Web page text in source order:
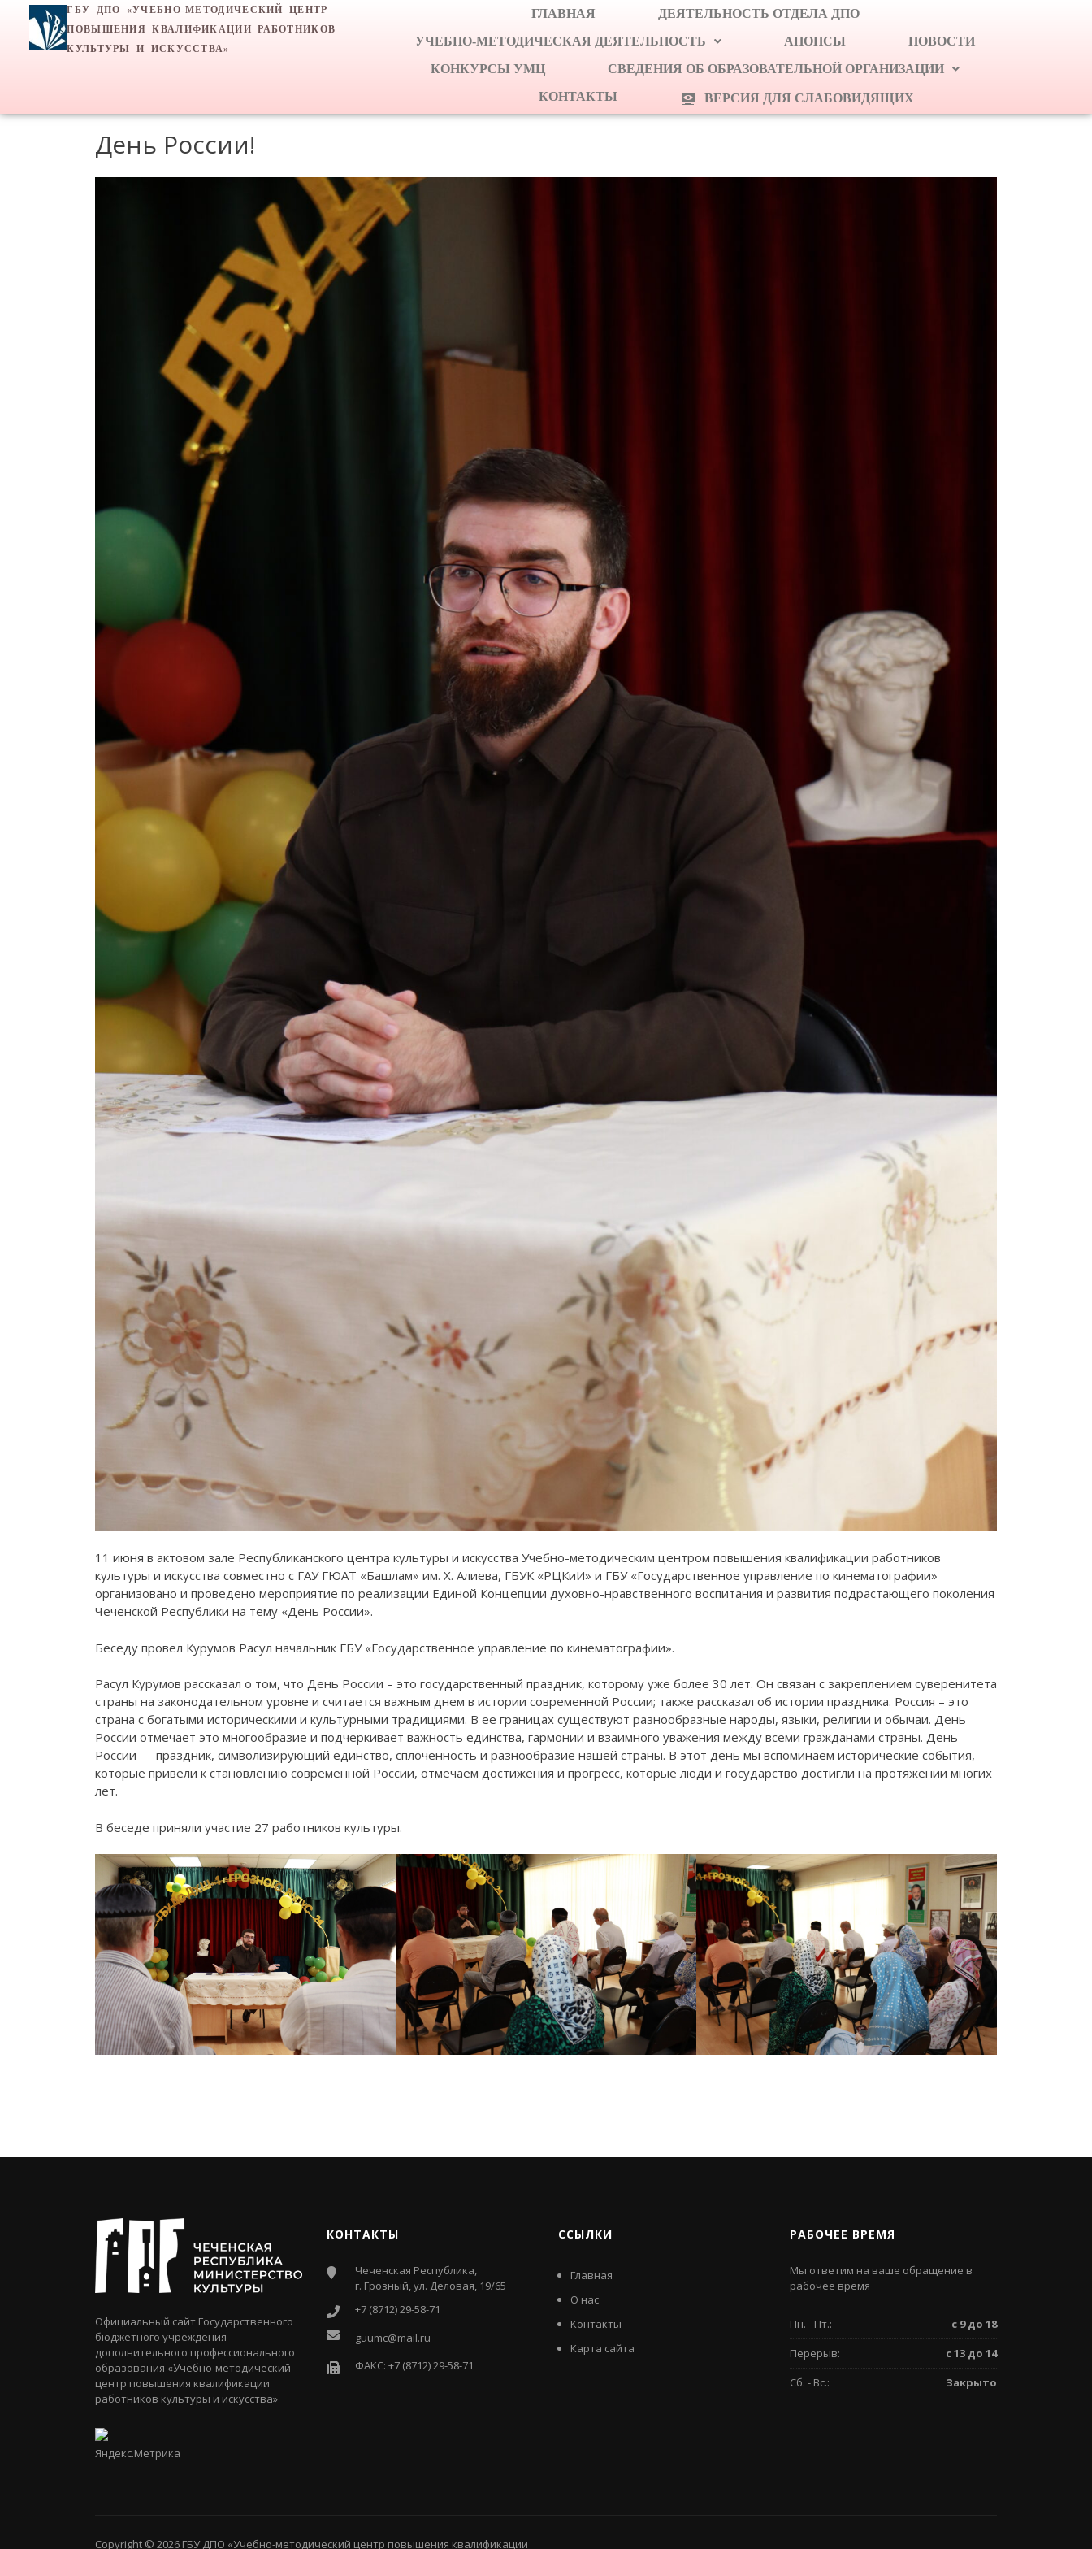
ГБУ ДПО «УЧЕБНО-МЕТОДИЧЕСКИЙ ЦЕНТР
ПОВЫШЕНИЯ КВАЛИФИКАЦИИ РАБОТНИКОВ
КУЛЬТУРЫ И ИСКУССТВА»
ГЛАВНАЯ
ДЕЯТЕЛЬНОСТЬ ОТДЕЛА ДПО
УЧЕБНО-МЕТОДИЧЕСКАЯ ДЕЯТЕЛЬНОСТЬ
АНОНСЫ
НОВОСТИ
КОНКУРСЫ УМЦ
СВЕДЕНИЯ ОБ ОБРАЗОВАТЕЛЬНОЙ ОРГАНИЗАЦИИ
КОНТАКТЫ
ВЕРСИЯ ДЛЯ СЛАБОВИДЯЩИХ
День России!
11 июня в актовом зале Республиканского центра культуры и искусства Учебно-методическим центром повышения квалификации работников
культуры и искусства совместно с ГАУ ГЮАТ «Башлам» им. Х. Алиева, ГБУК «РЦКиИ» и ГБУ «Государственное управление по кинематографии»
организовано и проведено мероприятие по реализации Единой Концепции духовно-нравственного воспитания и развития подрастающего поколения
Чеченской Республики на тему «День России».
Беседу провел Курумов Расул начальник ГБУ «Государственное управление по кинематографии».
Расул Курумов рассказал о том, что День России – это государственный праздник, которому уже более 30 лет. Он связан с закреплением суверенитета
страны на законодательном уровне и считается важным днем в истории современной России; также рассказал об истории праздника. Россия – это
страна с богатыми историческими и культурными традициями. В ее границах существуют разнообразные народы, языки, религии и обычаи. День
России отмечает это многообразие и подчеркивает важность единства, гармонии и взаимного уважения между всеми гражданами страны. День
России — праздник, символизирующий единство, сплоченность и разнообразие нашей страны. В этот день мы вспоминаем исторические события,
которые привели к становлению современной России, отмечаем достижения и прогресс, которые люди и государство достигли на протяжении многих
лет.
В беседе приняли участие 27 работников культуры.
Официальный сайт Государственного
бюджетного учреждения
дополнительного профессионального
образования «Учебно-методический
центр повышения квалификации
работников культуры и искусства»
КОНТАКТЫ
Чеченская Республика,
г. Грозный, ул. Деловая, 19/65
+7 (8712) 29-58-71
guumc@mail.ru
ФАКС: +7 (8712) 29-58-71
ССЫЛКИ
Главная
О нас
Контакты
Карта сайта
РАБОЧЕЕ ВРЕМЯ
Мы ответим на ваше обращение в
рабочее время
Пн. - Пт.:
с 9 до 18
Перерыв:
с 13 до 14
Сб. - Вс.:
Закрыто
Copyright © 2026 ГБУ ДПО «Учебно-методический центр повышения квалификации